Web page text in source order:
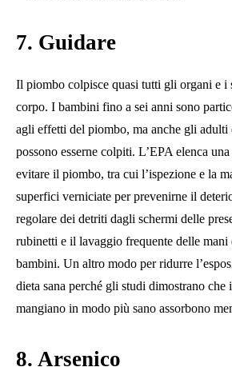
7. Guidare
Il piombo colpisce quasi tutti gli organi e i
corpo. I bambini fino a sei anni sono
agli effetti del piombo, ma anche gli
possono esserne colpiti. L’EPA elenca
evitare il piombo, tra cui l’ispezione e la
superfici verniciate per prevenirne il
regolare dei detriti dagli schermi delle
rubinetti e il lavaggio frequente delle mani
bambini. Un altro modo per ridurre
dieta sana perché gli studi dimostrano che
mangiano in modo più sano assorbono
8. Arsenico